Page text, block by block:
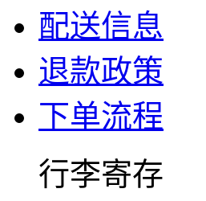
配送信息
退款政策
下单流程
行李寄存